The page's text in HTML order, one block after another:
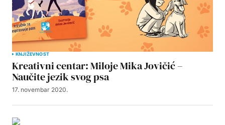
KNJIŽEVNOST
Kreativni centar: Miloje Mika Jovičić –
Naučite jezik svog psa
17. novembar 2020.